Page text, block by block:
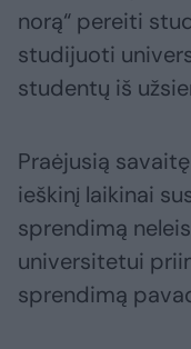
norą“ pereiti
studijuoti
studentų iš
Praėjusią
ieškinį laikinai
sprendimą
universitetui
sprendimą